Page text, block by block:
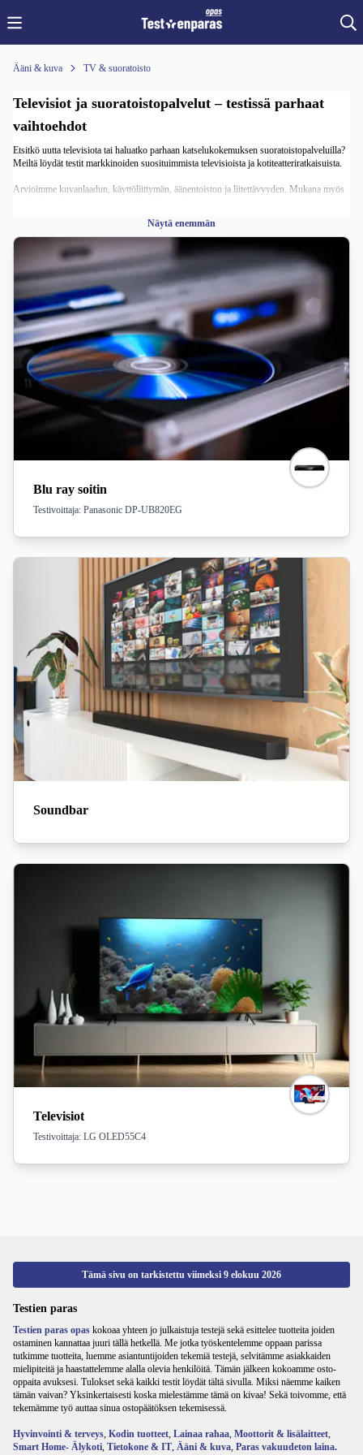
Ääni & kuva TV & suoratoisto
Televisiot ja suoratoistopalvelut – testissä parhaat
vaihtoehdot
Etsitkö uutta televisiota tai haluatko parhaan katselukokemuksen suoratoistopalveluilla?
Meiltä löydät testit markkinoiden suosituimmista televisioista ja kotiteatteriratkaisuista.
Arvioimme kuvanlaadun, käyttöliittymän, äänentoiston ja liitettävyyden. Mukana myös
Katso, mitkä mallit pärjäsivät parhaiten – ja löydä täydellinen TV-ratkaisu kotiin.
Näytä enemmän
Blu ray soitin
Testivoittaja: Panasonic DP-UB820EG
Soundbar
Televisiot
Testivoittaja: LG OLED55C4
Testien paras
Testien paras opas kokoaa yhteen jo julkaistuja testejä sekä esittelee tuotteita joiden
ostaminen kannattaa juuri tällä hetkellä. Me jotka työskentelemme oppaan parissa
tutkimme tuotteita, luemme asiantuntijoiden tekemiä testejä, selvitämme asiakkaiden
mielipiteitä ja haastattelemme alalla olevia henkilöitä. Tämän jälkeen kokoamme osto-
oppaita avuksesi. Tulokset sekä kaikki testit löydät tältä sivulla. Miksi näemme kaiken
tämän vaivan? Yksinkertaisesti koska mielestämme tämä on kivaa! Sekä toivomme, että
tekemämme työ auttaa sinua ostopäätöksen tekemisessä.
Hyvinvointi & terveys Kodin tuotteet Lainaa rahaa Moottorit & lisälaitteet
Smart Home- Älykoti Tietokone & IT Ääni & kuva Paras vakuudeton laina.
Tämä sivu on tarkistettu viimeksi 9 elokuu 2026